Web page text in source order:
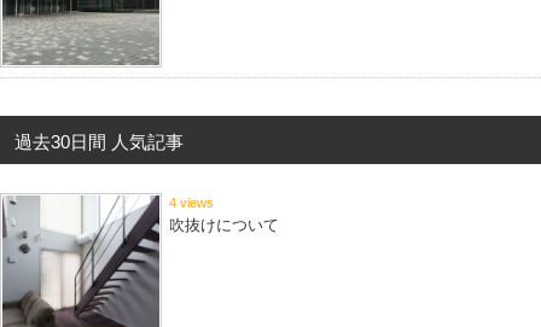
過去30日間 人気記事
4 views
吹抜けについて